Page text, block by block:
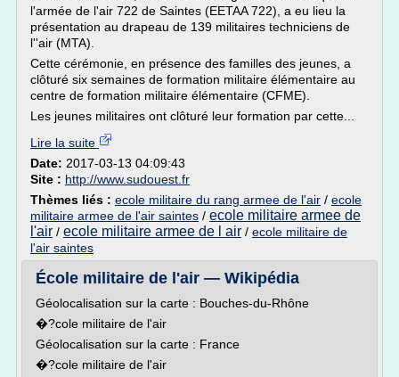
l'armée de l'air 722 de Saintes (EETAA 722), a eu lieu la
présentation au drapeau de 139 militaires techniciens de
l''air (MTA).
Cette cérémonie, en présence des familles des jeunes, a
clôturé six semaines de formation militaire élémentaire au
centre de formation militaire élémentaire (CFME).
Les jeunes militaires ont clôturé leur formation par cette...
Lire la suite
Date: 2017-03-13 04:09:43
Site : http://www.sudouest.fr
Thèmes liés : ecole militaire du rang armee de l'air / ecole
militaire armee de l'air saintes / ecole militaire armee de
l'air / ecole militaire armee de l air / ecole militaire de
l'air saintes
École militaire de l'air — Wikipédia
Géolocalisation sur la carte : Bouches-du-Rhône
�?cole militaire de l'air
Géolocalisation sur la carte : France
�?cole militaire de l'air